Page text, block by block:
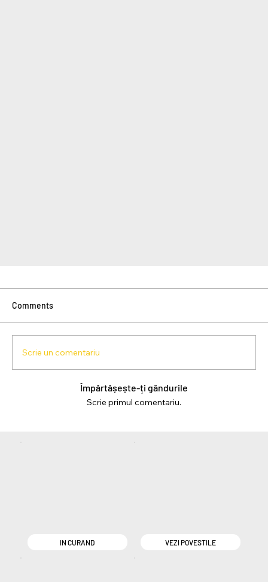
Comments
Scrie un comentariu
Împărtășește-ți gândurile
Scrie primul comentariu.
IN CURAND VEZI POVESTILE